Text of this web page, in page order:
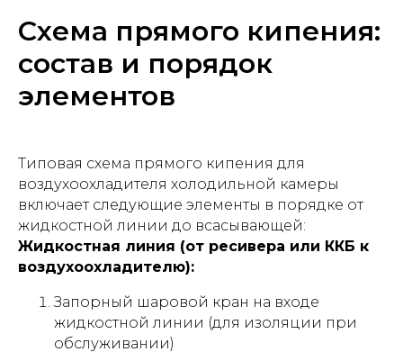
Схема прямого кипения:
состав и порядок
элементов
Типовая схема прямого кипения для
воздухоохладителя холодильной камеры
включает следующие элементы в порядке от
жидкостной линии до всасывающей:
Жидкостная линия (от ресивера или ККБ к
воздухоохладителю):
Запорный шаровой кран на входе
жидкостной линии (для изоляции при
обслуживании)